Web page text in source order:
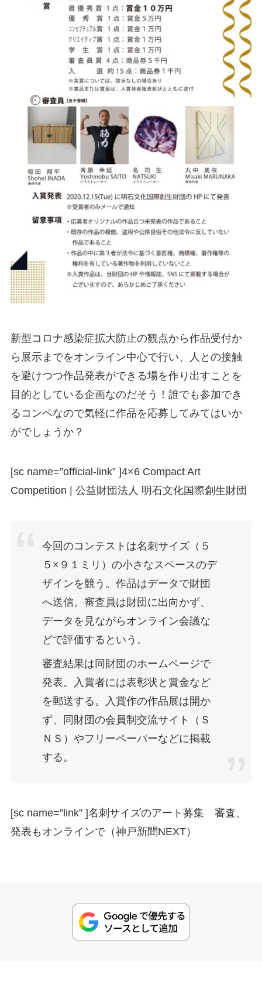
新型コロナ感染症拡大防止の観点から作品受付か
ら展示までをオンライン中心で行い、人との接触
を避けつつ作品発表ができる場を作り出すことを
目的としている企画なのだそう！誰でも参加でき
るコンペなので気軽に作品を応募してみてはいか
がでしょうか？
[sc name=”official-link” ]4×6 Compact Art
Competition | 公益財団法人 明石文化国際創生財団
今回のコンテストは名刺サイズ（５
５×９１ミリ）の小さなスペースのデ
ザインを競う。作品はデータで財団
へ送信。審査員は財団に出向かず、
データを見ながらオンライン会議な
どで評価するという。
審査結果は同財団のホームページで
発表。入賞者には表彰状と賞金など
を郵送する。入賞作の作品展は開か
ず、同財団の会員制交流サイト（Ｓ
ＮＳ）やフリーペーパーなどに掲載
する。
[sc name=”link” ]名刺サイズのアート募集 審査、
発表もオンラインで（神戸新聞NEXT）